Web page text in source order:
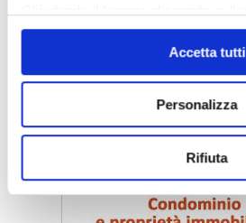
solo i cookie necessari.
Accetta tutti
Personalizza
Rifiuta